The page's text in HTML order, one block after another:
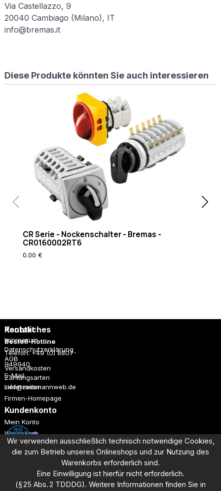
werden von X5
benötigt –
NICHT
!-f
RewriteCond
{REQUEST_FILENAME}
Via Castellazzo, 9
20040 Cambiago (Milano), IT
info@bremas.it
Diese Produkte könnten Sie auch interessieren
CR Serie - Nockenschalter - Bremas -
CR0160002RT6
0.00 €
Rechtliches
Impressum
Datenschutzerklärung
AGB
Versandkosten
Zahlungsarten
Lieferzeiten
Kundenkonto
Mein Konto
Warenkorb
Registrieren
Anmelden
Kontakt
Bestell-Hotline
Telefon: +49 (0) 8807-
949940
E-Mail:
info@rossmannweb.de
Firmen-Homepage
Dieses Angebot richtet sich ausschließlich an Unternehmen aus
Industrie, Handel und Gewerbe.
Wir verwenden ausschließlich technisch notwendige Cookies,
die zum Betrieb unseres Onlineshops und zur Nutzung des
Warenkorbs erforderlich sind.
Eine Einwilligung ist hierfür nicht erforderlich.
(§ 25 Abs. 2 TDDDG). Weitere Informationen finden Sie in